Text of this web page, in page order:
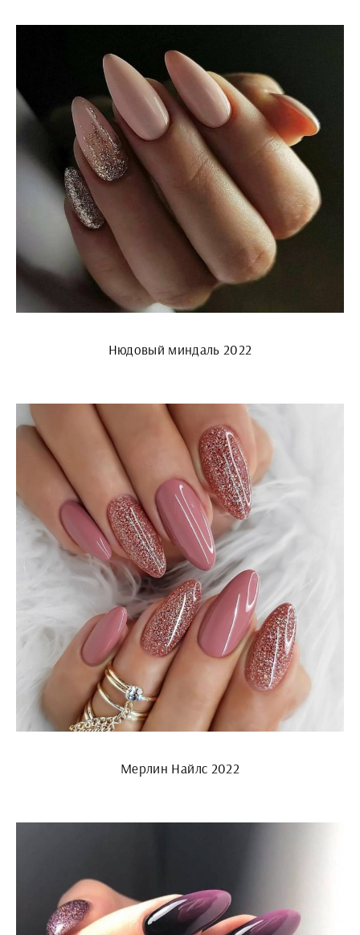
Нюдовый миндаль 2022
Мерлин Найлс 2022